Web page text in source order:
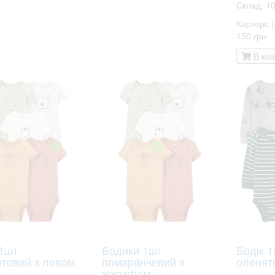
Склад:
Картерс
150 грн
В
з левом
Бодики 1шт
помаранчевий з
Бодік